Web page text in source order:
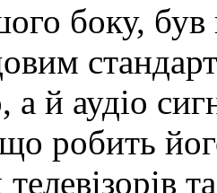
боку, був
а й аудіо
що робить